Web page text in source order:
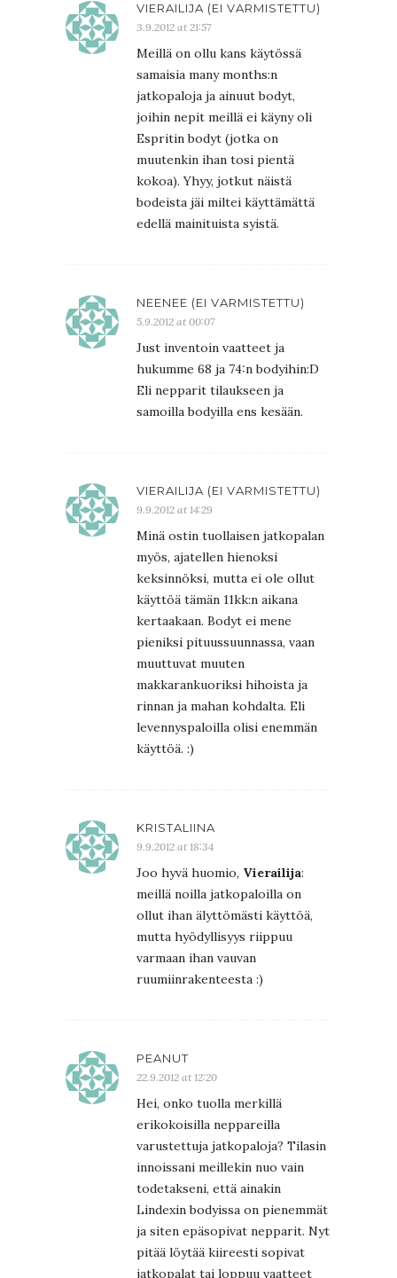
VIERAILIJA (EI VARMISTETTU)
3.9.2012 at 21:57
Meillä on ollu kans käytössä
samaisia many months:n
jatkopaloja ja ainuut bodyt,
joihin nepit meillä ei käyny oli
Espritin bodyt (jotka on
muutenkin ihan tosi pientä
kokoa). Yhyy, jotkut näistä
bodeista jäi miltei käyttämättä
edellä mainituista syistä.
NEENEE (EI VARMISTETTU)
5.9.2012 at 00:07
Just inventoin vaatteet ja
hukumme 68 ja 74:n bodyihin:D
Eli nepparit tilaukseen ja
samoilla bodyilla ens kesään.
VIERAILIJA (EI VARMISTETTU)
9.9.2012 at 14:29
Minä ostin tuollaisen jatkopalan
myös, ajatellen hienoksi
keksinnöksi, mutta ei ole ollut
käyttöä tämän 11kk:n aikana
kertaakaan. Bodyt ei mene
pieniksi pituussuunnassa, vaan
muuttuvat muuten
makkarankuoriksi hihoista ja
rinnan ja mahan kohdalta. Eli
levennyspaloilla olisi enemmän
käyttöä. :)
KRISTALIINA
9.9.2012 at 18:34
Joo hyvä huomio, Vierailija:
meillä noilla jatkopaloilla on
ollut ihan älyttömästi käyttöä,
mutta hyödyllisyys riippuu
varmaan ihan vauvan
ruumiinrakenteesta :)
PEANUT
22.9.2012 at 12:20
Hei, onko tuolla merkillä
erikokoisilla neppareilla
varustettuja jatkopaloja? Tilasin
innoissani meillekin nuo vain
todetakseni, että ainakin
Lindexin bodyissa on pienemmät
ja siten epäsopivat nepparit. Nyt
pitää löytää kiireesti sopivat
jatkopalat tai loppuu vaatteet